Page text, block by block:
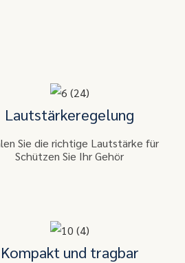
Lautstärkeregelung
Sie die richtige Lautstärke für
Schützen Sie Ihr Gehör
Kompakt und tragbar